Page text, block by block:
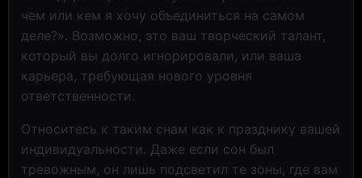
чем или кем я хочу объединиться на самом
деле?». Возможно, это ваш творческий талант,
который вы долго игнорировали, или ваша
карьера, требующая нового уровня
ответственности.
Относитесь к таким снам как к празднику вашей
индивидуальности. Даже если сон был
тревожным, он лишь подсветил те зоны, где вам